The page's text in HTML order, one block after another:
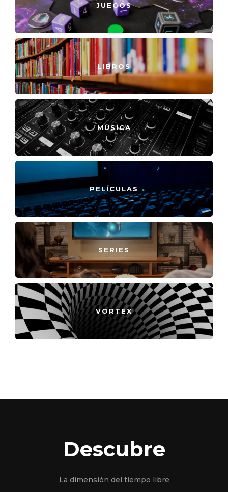
JUEGOS
LIBROS
MÚSICA
PELÍCULAS
SERIES
VORTEX
Descubre
La dimensión del tiempo libre